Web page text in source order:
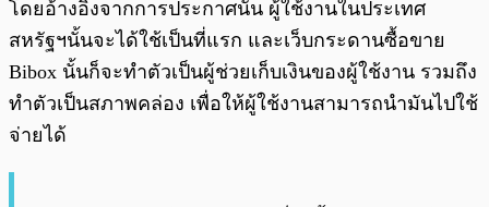
โดยอ้างอิงจากการประกาศนั้น ผู้ใช้งานในประเทศ
สหรัฐฯนั้นจะได้ใช้เป็นที่แรก และเว็บกระดานซื้อขาย
Bibox นั้นก็จะทำตัวเป็นผู้ช่วยเก็บเงินของผู้ใช้งาน รวมถึง
ทำตัวเป็นสภาพคล่อง เพื่อให้ผู้ใช้งานสามารถนำมันไปใช้
จ่ายได้